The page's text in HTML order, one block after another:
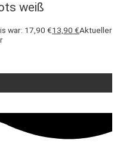
weiß
war: 17,90 €13,90 €Aktueller